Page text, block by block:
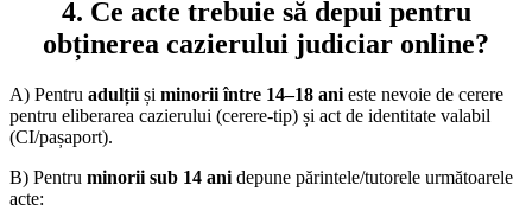
4. Ce acte trebuie să depui pentru
obținerea cazierului judiciar online?
A) Pentru adulțiiși minorii între 14–18 anieste nevoie de cerere
pentru eliberarea cazierului (cerere-tip) și act de identitate valabil
(CI/pașaport).
B) Pentru minorii sub 14 anidepune părintele/tutorele următoarele
acte: